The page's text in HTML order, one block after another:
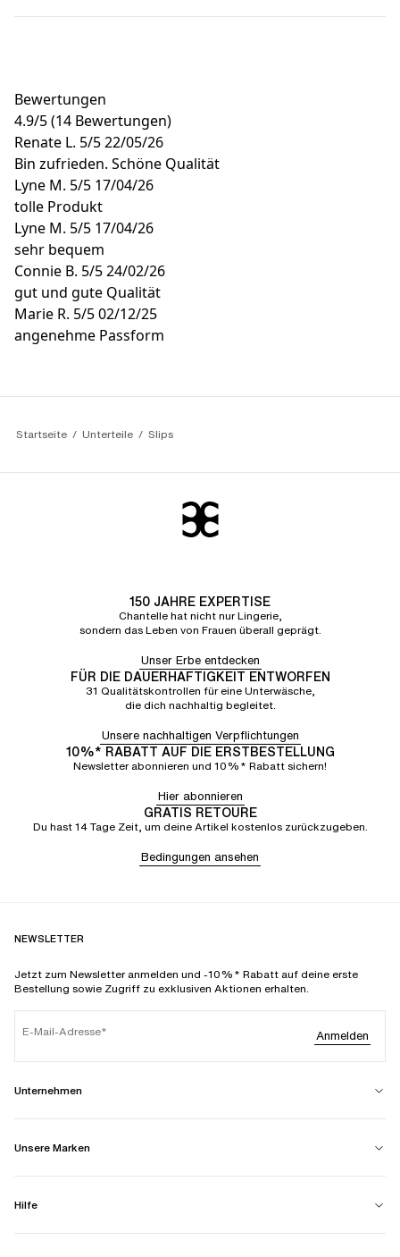
Bewertungen
4.9/5(14 Bewertungen)
Renate L. 5/522/05/26
Bin zufrieden. Schöne Qualität
Lyne M. 5/5 17/04/26
tolle Produkt
Lyne M. 5/5 17/04/26
sehr bequem
Connie B. 5/524/02/26
gut und gute Qualität
Marie R. 5/502/12/25
angenehme Passform
Startseite Unterteile Slips
150 JAHRE EXPERTISE
Chantelle hat nicht nur Lingerie,
sondern das Leben von Frauen überall geprägt.
Unser Erbe entdecken
FÜR DIE DAUERHAFTIGKEIT ENTWORFEN
31 Qualitätskontrollen für eine Unterwäsche,
die dich nachhaltig begleitet.
Unsere nachhaltigen Verpflichtungen
10%* RABATT AUF DIE ERSTBESTELLUNG
Newsletter abonnieren und 10%* Rabatt sichern!
Hier abonnieren
GRATIS RETOURE
Du hast 14 Tage Zeit, um deine Artikel kostenlos zurückzugeben.
Bedingungen ansehen
NEWSLETTER
Jetzt zum Newsletter anmelden und -10%* Rabatt auf deine erste
Bestellung sowie Zugriff zu exklusiven Aktionen erhalten.
E-Mail-Adresse Anmelden
Unternehmen
Unsere Marken
Hilfe